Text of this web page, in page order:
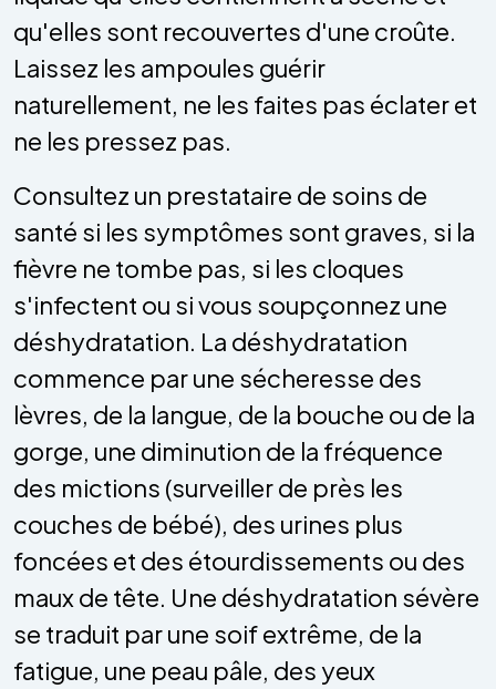
qu'elles sont recouvertes d'une croûte.
Laissez les ampoules guérir
naturellement, ne les faites pas éclater et
ne les pressez pas.
Consultez un prestataire de soins de
santé si les symptômes sont graves, si la
fièvre ne tombe pas, si les cloques
s'infectent ou si vous soupçonnez une
déshydratation. La déshydratation
commence par une sécheresse des
lèvres, de la langue, de la bouche ou de la
gorge, une diminution de la fréquence
des mictions (surveiller de près les
couches de bébé), des urines plus
foncées et des étourdissements ou des
maux de tête. Une déshydratation sévère
se traduit par une soif extrême, de la
fatigue, une peau pâle, des yeux